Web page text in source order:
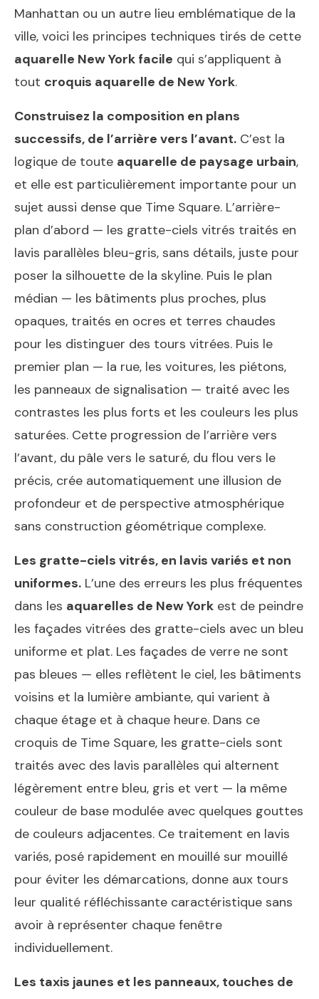
Manhattan ou un autre lieu emblématique de la
ville, voici les principes techniques tirés de cette
aquarelle New York facile qui s’appliquent à
tout croquis aquarelle de New York.
Construisez la composition en plans
successifs, de l’arrière vers l’avant. C’est la
logique de toute aquarelle de paysage urbain,
et elle est particulièrement importante pour un
sujet aussi dense que Time Square. L’arrière-
plan d’abord — les gratte-ciels vitrés traités en
lavis parallèles bleu-gris, sans détails, juste pour
poser la silhouette de la skyline. Puis le plan
médian — les bâtiments plus proches, plus
opaques, traités en ocres et terres chaudes
pour les distinguer des tours vitrées. Puis le
premier plan — la rue, les voitures, les piétons,
les panneaux de signalisation — traité avec les
contrastes les plus forts et les couleurs les plus
saturées. Cette progression de l’arrière vers
l’avant, du pâle vers le saturé, du flou vers le
précis, crée automatiquement une illusion de
profondeur et de perspective atmosphérique
sans construction géométrique complexe.
Les gratte-ciels vitrés, en lavis variés et non
uniformes. L’une des erreurs les plus fréquentes
dans les aquarelles de New York est de peindre
les façades vitrées des gratte-ciels avec un bleu
uniforme et plat. Les façades de verre ne sont
pas bleues — elles reflètent le ciel, les bâtiments
voisins et la lumière ambiante, qui varient à
chaque étage et à chaque heure. Dans ce
croquis de Time Square, les gratte-ciels sont
traités avec des lavis parallèles qui alternent
légèrement entre bleu, gris et vert — la même
couleur de base modulée avec quelques gouttes
de couleurs adjacentes. Ce traitement en lavis
variés, posé rapidement en mouillé sur mouillé
pour éviter les démarcations, donne aux tours
leur qualité réfléchissante caractéristique sans
avoir à représenter chaque fenêtre
individuellement.
Les taxis jaunes et les panneaux, touches de